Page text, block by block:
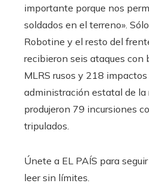
importante porque nos
soldados en el terreno».
Robotine y el resto del
recibieron seis ataques con
MLRS rusos y 218
administración estatal de la
produjeron 79 incursiones
tripulados.
Únete a EL PAÍS para
leer sin límites.